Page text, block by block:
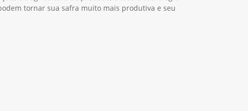
tornar sua safra muito mais produtiva e seu